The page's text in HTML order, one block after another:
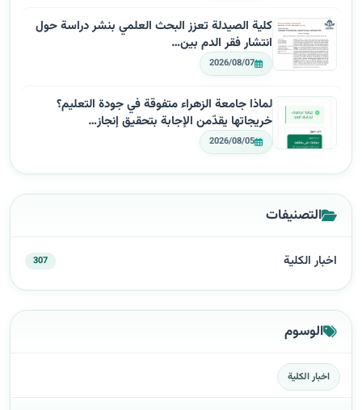
كلية الصيدلة تعزز البحث العلمي بنشر دراسة حول
انتشار فقر الدم بين…
2026/08/07
لماذا جامعة الزهراء متفوقة في جودة التعليم؟
خريجاتها يقدّمن الإجابة بتحقيق إنجاز…
2026/08/05
التصنيفات
اخبار الكلية 307
الوسوم
اخبار الكلية